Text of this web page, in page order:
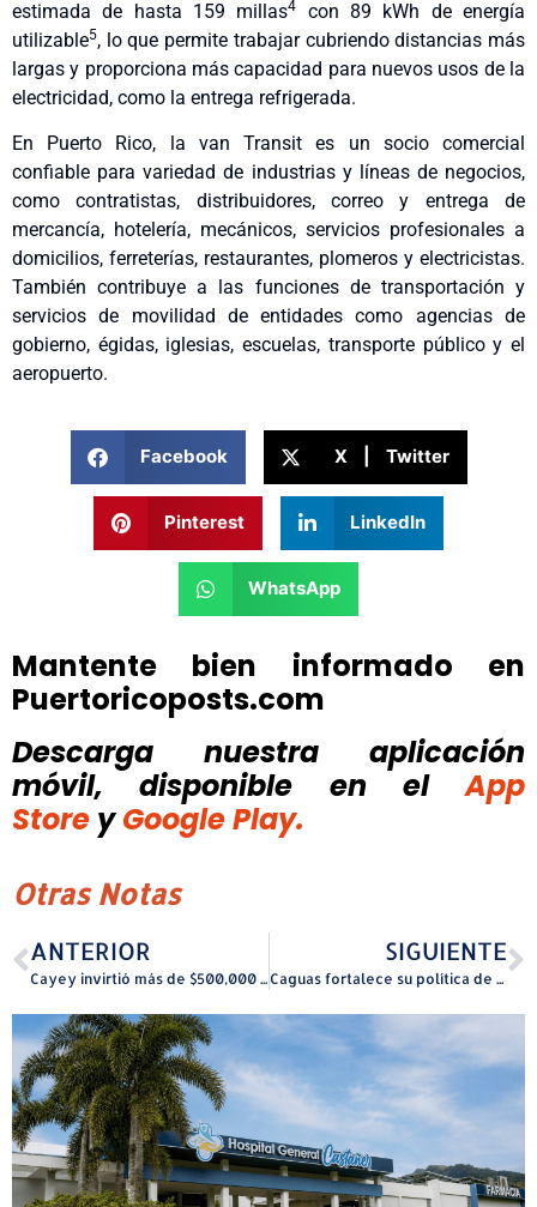
estimada de hasta 159 millas4
con 89 kWh de energía
utilizable5, lo que permite trabajar cubriendo distancias más
largas y proporciona más capacidad para nuevos usos de la
electricidad, como la entrega refrigerada.
En Puerto Rico, la van Transit es un socio comercial
confiable para variedad de industrias y líneas de negocios,
como contratistas, distribuidores, correo y entrega de
mercancía, hotelería, mecánicos, servicios profesionales a
domicilios, ferreterías, restaurantes, plomeros y electricistas.
También contribuye a las funciones de transportación y
servicios de movilidad de entidades como agencias de
gobierno, égidas, iglesias, escuelas, transporte público y el
aeropuerto.
Facebook X | Twitter
Pinterest LinkedIn
WhatsApp
Mantente bien informado en
Puertoricoposts.com
Descarga nuestra aplicación
móvil, disponible
en el
App
Store y Google Play.
Otras Notas
ANTERIOR
Cayey invirtió más de $500,000 en aires acondicionados en planteles escolares
SIGUIENTE
Caguas fortalece su política de reforestación con nuevos proyectos de siembra urbana